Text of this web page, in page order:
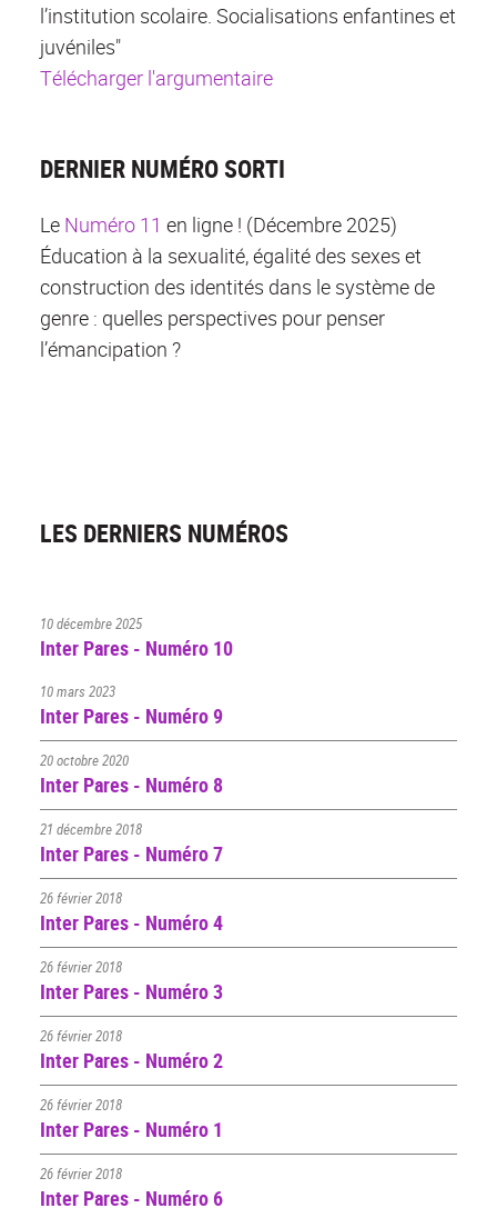
l’institution scolaire. Socialisations enfantines et
juvéniles"
Télécharger l'argumentaire
DERNIER NUMÉRO SORTI
Le Numéro 11 en ligne ! (Décembre 2025)
Éducation à la sexualité, égalité des sexes et
construction des identités dans le système de
genre : quelles perspectives pour penser
l’émancipation ?
LES DERNIERS NUMÉROS
10 décembre 2025
Inter Pares - Numéro 10
10 mars 2023
Inter Pares - Numéro 9
20 octobre 2020
Inter Pares - Numéro 8
21 décembre 2018
Inter Pares - Numéro 7
26 février 2018
Inter Pares - Numéro 4
26 février 2018
Inter Pares - Numéro 3
26 février 2018
Inter Pares - Numéro 2
26 février 2018
Inter Pares - Numéro 1
26 février 2018
Inter Pares - Numéro 6